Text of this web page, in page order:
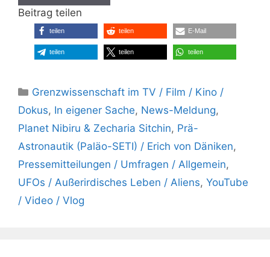
Beitrag teilen
teilen teilen E-Mail
teilen teilen teilen
Kategorien
Grenzwissenschaft im TV / Film / Kino /
Dokus, In eigener Sache, News-Meldung,
Planet Nibiru & Zecharia Sitchin, Prä-
Astronautik (Paläo-SETI) / Erich von Däniken,
Pressemitteilungen / Umfragen / Allgemein,
UFOs / Außerirdisches Leben / Aliens, YouTube
/ Video / Vlog